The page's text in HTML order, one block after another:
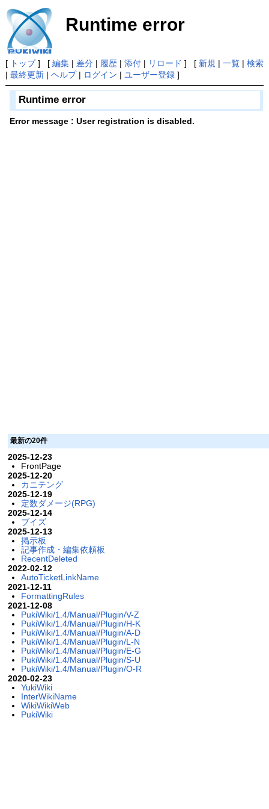
Runtime error
[ トップ] [ 編集| 差分| 履歴| 添付| リロード ] [ 新規 | 一覧| 検索
| 最終更新| ヘルプ| ログイン | ユーザー登録]
Runtime error
Error message : User registration is disabled.
最新の20件
2025-12-23
FrontPage
2025-12-20
カニテング
2025-12-19
定数ダメージ(RPG)
2025-12-14
ブイズ
2025-12-13
掲示板
記事作成・編集依頼板
RecentDeleted
2022-02-12
AutoTicketLinkName
2021-12-11
FormattingRules
2021-12-08
PukiWiki/1.4/Manual/Plugin/V-Z
PukiWiki/1.4/Manual/Plugin/H-K
PukiWiki/1.4/Manual/Plugin/A-D
PukiWiki/1.4/Manual/Plugin/L-N
PukiWiki/1.4/Manual/Plugin/E-G
PukiWiki/1.4/Manual/Plugin/S-U
PukiWiki/1.4/Manual/Plugin/O-R
2020-02-23
YukiWiki
InterWikiName
WikiWikiWeb
PukiWiki